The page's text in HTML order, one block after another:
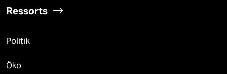
Ressorts
Politik
Öko